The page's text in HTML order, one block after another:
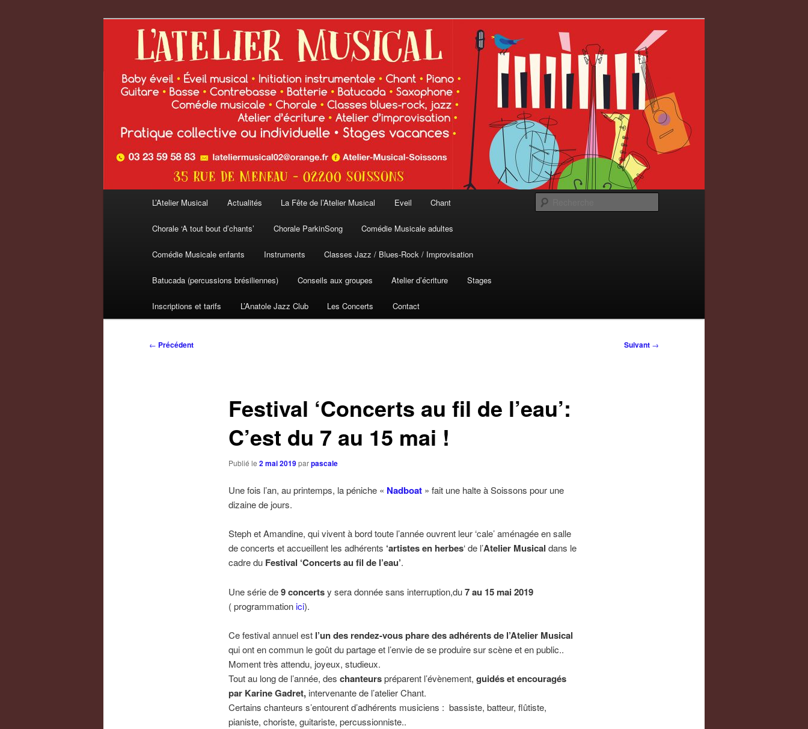
L'Atelier Musical
L’Atelier Musical Actualités La Fête de l’Atelier Musical Eveil Chant
Chorale ‘A tout bout d’chants’ Chorale ParkinSong Comédie Musicale adultes
Comédie Musicale enfants Instruments Classes Jazz / Blues-Rock / Improvisation
Batucada (percussions brésiliennes) Conseils aux groupes Atelier d’écriture Stages
Inscriptions et tarifs L’Anatole Jazz Club Les Concerts Contact
Navigation
← Précédent Suivant →
Festival ‘Concerts au fil de l’eau’:
C’est du 7 au 15 mai !
Publié le 2 mai 2019parpascale
Une fois l’an, au printemps, la péniche « Nadboat» fait une halte à Soissons pour une
dizaine de jours.
Steph et Amandine, qui vivent à bord toute l’année ouvrent leur ‘cale’ aménagée en salle
de concerts et accueillent les adhérents ‘artistes en herbes‘ de l’Atelier Musical dans le
cadre du Festival ‘Concerts au fil de l’eau’.
Une série de9 concertsy sera donnée sans interruption,du7 au 15 mai 2019
( programmationici).
Ce festival annuel estl’un des rendez-vous phare des adhérents de l’Atelier Musical
qui ont en commun le goût du partage et l’envie de se produire sur scène et en public..
Moment très attendu, joyeux, studieux.
Tout au long de l’année, des chanteurspréparent l’évènement, guidés et encouragés
par Karine Gadret,intervenante de l’atelier Chant.
Certains chanteurs s’entourent d’adhérents musiciens : bassiste, batteur, flûtiste,
pianiste, choriste, guitariste, percussionniste..